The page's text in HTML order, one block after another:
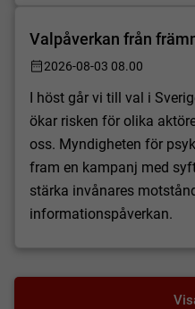
Valpåverkan från
2026-08-03 08.00
I höst går vi till val i
ökar risken för olika
oss. Myndigheten för
fram en kampanj med
stärka invånares
informationspåverkan.